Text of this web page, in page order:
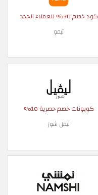
كود خصم 30% للعملاء الجدد
تيمو
كوبونات خصم حصرية 10%
ليفل شوز